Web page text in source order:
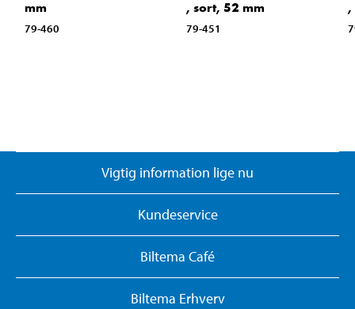
mm
79-460
, sort, 52 mm
79-451
,
Vigtig information lige nu
Kundeservice
Biltema Café
Biltema Erhverv